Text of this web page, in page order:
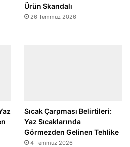
Ürün Skandalı
26 Temmuz 2026
Sıcak Çarpması Belirtileri:
Yaz Sıcaklarında
Görmezden Gelinen Tehlike
4 Temmuz 2026